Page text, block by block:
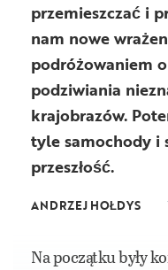
przemieszczać i
nam nowe
podróżowaniem
podziwiania
krajobrazów.
tyle samochody i
przeszłość.
ANDRZEJ HOŁDYS
Na początku były